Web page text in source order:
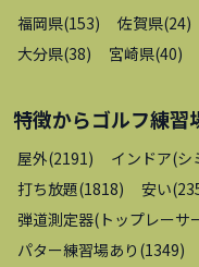
福岡県(153) 佐賀県(24)
大分県(38) 宮崎県(40)
特徴からゴルフ練習
屋外(2191 ) インドア(シ
打ち放題(1818) 安い(
弾道測定器(トップレーサ
パター練習場あり (1349)